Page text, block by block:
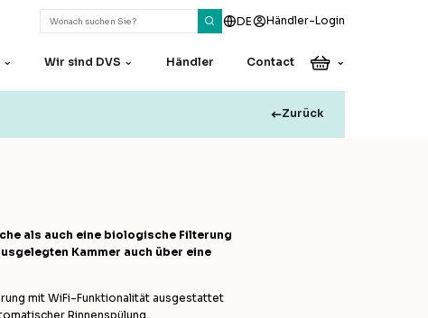
DE Händler-Login
Unsere Kollegen helfen
Ihnen gerne weiter
Wir sind DVS Händler Contact
Zurück
als auch eine biologische Filterung
Kammer auch über eine
mit WiFi-Funktionalität ausgestattet